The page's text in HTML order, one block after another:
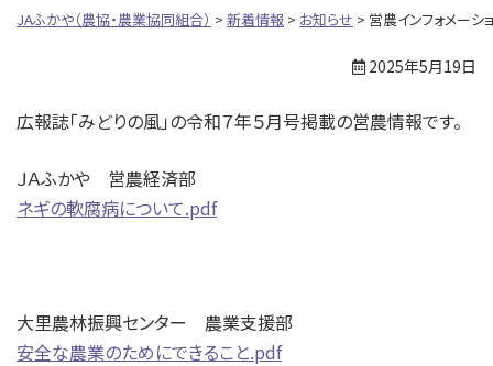
JAふかや（農協・農業協同組合） > 新着情報 > お知らせ > 営農インフォメーシ
2025年5月19日
広報誌「みどりの風」の令和７年５月号掲載の営農情報です。
ＪＡふかや 営農経済部
ネギの軟腐病について.pdf
大里農林振興センター 農業支援部
安全な農業のためにできること.pdf